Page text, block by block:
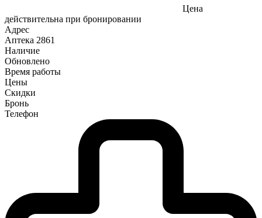
Цена
действительна при бронировании
Адрес
Аптека 2861
Наличие
Обновлено
Время работы
Цены
Скидки
Бронь
Телефон